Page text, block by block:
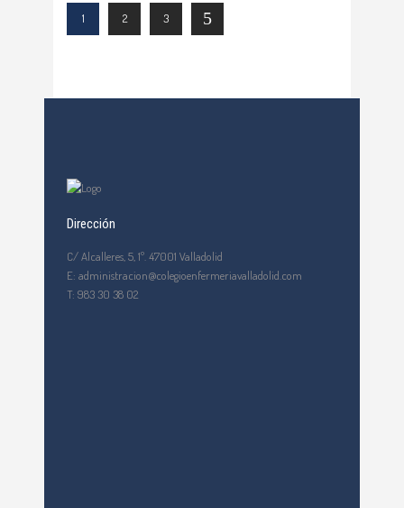
1 2 3
Dirección
C/ Alcalleres, 5, 1º. 47001 Valladolid
E: administracion@colegioenfermeriavalladolid.com
T: 983 30 38 02